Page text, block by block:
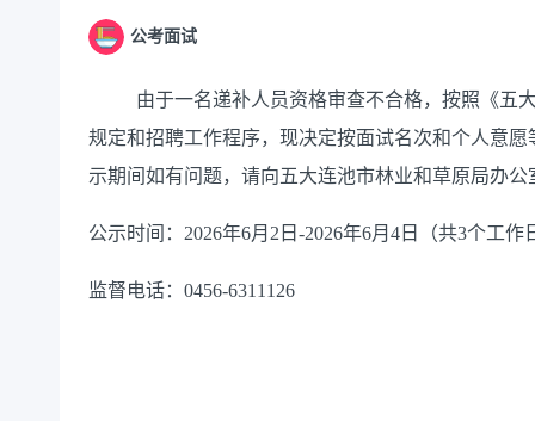
公考面试
由于一名递补人员资格审查不合格，按照 《五
规定和招聘工作程序，现决定按面试名次和个人意愿
示期间如有问题，请向五大连池市林业和草原局办公
公示时间： 2026年6月 2 日 -2026年6月 4 日（共3个工作
监督电话： 0456-6311126